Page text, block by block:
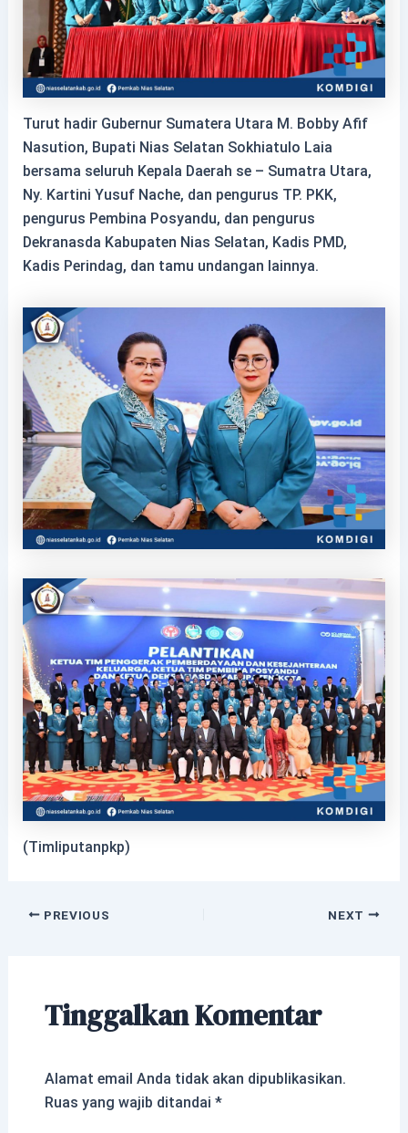
Turut hadir Gubernur Sumatera Utara M. Bobby Afif
Nasution, Bupati Nias Selatan Sokhiatulo Laia
bersama seluruh Kepala Daerah se – Sumatra Utara,
Ny. Kartini Yusuf Nache, dan pengurus TP. PKK,
pengurus Pembina Posyandu, dan pengurus
Dekranasda Kabupaten Nias Selatan, Kadis PMD,
Kadis Perindag, dan tamu undangan lainnya.
(Timliputanpkp)
PREVIOUS NEXT
Tinggalkan Komentar
Alamat email Anda tidak akan dipublikasikan.
Ruas yang wajib ditandai *